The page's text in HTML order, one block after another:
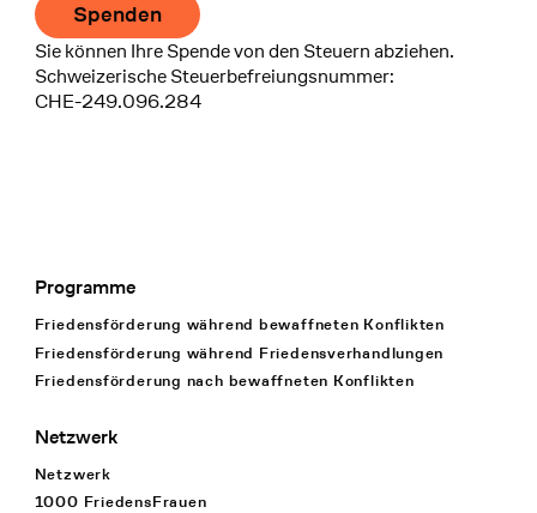
Spenden
Sie können Ihre Spende von den Steuern abziehen.
Schweizerische Steuerbefreiungsnummer:
CHE-249.096.284
Footer Navigation
Programme
Friedensförderung während bewaffneten Konflikten
Friedensförderung während Friedens­verhandlungen
Friedensförderung nach bewaffneten Konflikten
Netzwerk
Netzwerk
1000 FriedensFrauen